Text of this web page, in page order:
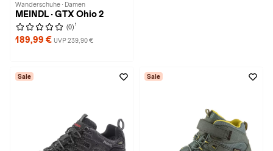
Wanderschuhe · Damen
MEINDL · GTX Ohio 2
(0) 1
189,99 € UVP 239,90 €
Sale Sale